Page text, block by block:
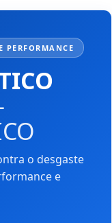
PERFORMANCE
o desgaste
e